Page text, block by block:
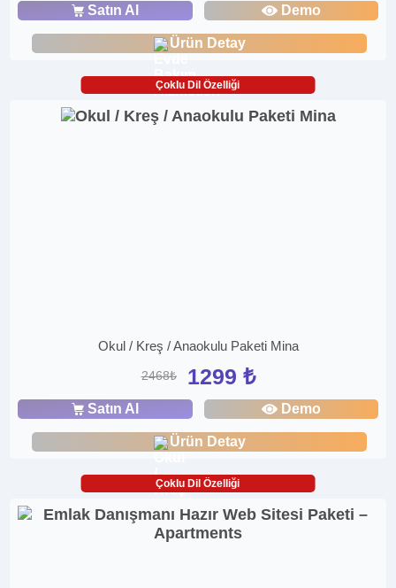
Satın Al Demo
Ürün Detay
Çoklu Dil Özelliği
Okul / Kreş / Anaokulu Paketi Mina
2468₺ 1299 ₺
Satın Al Demo
Ürün Detay
Çoklu Dil Özelliği